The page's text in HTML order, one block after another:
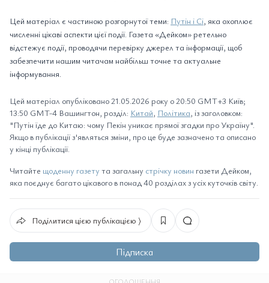
Цей матеріал є частиною розгорнутої теми: Путін і Сі, яка охоплює
численні цікаві аспекти цієї події. Газета «Дейком» ретельно
відстежує події, проводячи перевірку джерел та інформації, щоб
забезпечити нашим читачам найбільш точне та актуальне
інформування.
Цей матеріал опубліковано 21.05.2026 року о 20:50 GMT+3 Київ;
13:50 GMT-4 Вашингтон, розділ: Китай, Політика, із заголовком:
"Путін їде до Китаю: чому Пекін уникає прямої згадки про Україну".
Якщо в публікації з'являться зміни, про це буде зазначено та описано
у кінці публікації.
Читайте щоденну газету та загальну стрічку новин газети Дейком,
яка поєднує багато цікавого в понад 40 розділах з усіх куточків світу.
Поділитися цією публікацією ⟩
Підписка
ОГОЛОШЕННЯ